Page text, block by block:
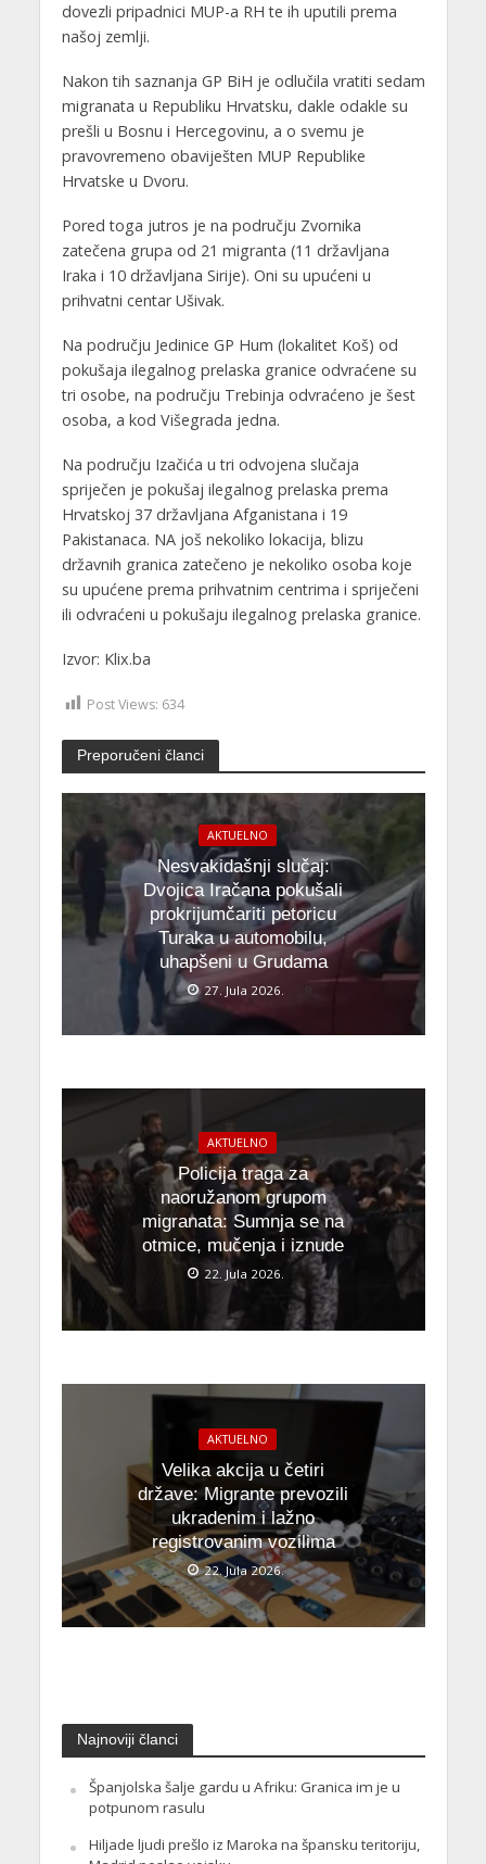
dovezli pripadnici MUP-a RH te ih uputili prema
našoj zemlji.
Nakon tih saznanja GP BiH je odlučila vratiti sedam
migranata u Republiku Hrvatsku, dakle odakle su
prešli u Bosnu i Hercegovinu, a o svemu je
pravovremeno obaviješten MUP Republike
Hrvatske u Dvoru.
Pored toga jutros je na području Zvornika
zatečena grupa od 21 migranta (11 državljana
Iraka i 10 državljana Sirije). Oni su upućeni u
prihvatni centar Ušivak.
Na području Jedinice GP Hum (lokalitet Koš) od
pokušaja ilegalnog prelaska granice odvraćene su
tri osobe, na području Trebinja odvraćeno je šest
osoba, a kod Višegrada jedna.
Na području Izačića u tri odvojena slučaja
spriječen je pokušaj ilegalnog prelaska prema
Hrvatskoj 37 državljana Afganistana i 19
Pakistanaca. NA još nekoliko lokacija, blizu
državnih granica zatečeno je nekoliko osoba koje
su upućene prema prihvatnim centrima i spriječeni
ili odvraćeni u pokušaju ilegalnog prelaska granice.
Izvor: Klix.ba
Post Views: 634
Preporučeni članci
AKTUELNO
Nesvakidašnji slučaj:
Dvojica Iračana pokušali
prokrijumčariti petoricu
Turaka u automobilu,
uhapšeni u Grudama
27. Jula 2026.
AKTUELNO
Policija traga za
naoružanom grupom
migranata: Sumnja se na
otmice, mučenja i iznude
22. Jula 2026.
AKTUELNO
Velika akcija u četiri
države: Migrante prevozili
ukradenim i lažno
registrovanim vozilima
22. Jula 2026.
Najnoviji članci
Španjolska šalje gardu u Afriku: Granica im je u
potpunom rasulu
Hiljade ljudi prešlo iz Maroka na špansku teritoriju,